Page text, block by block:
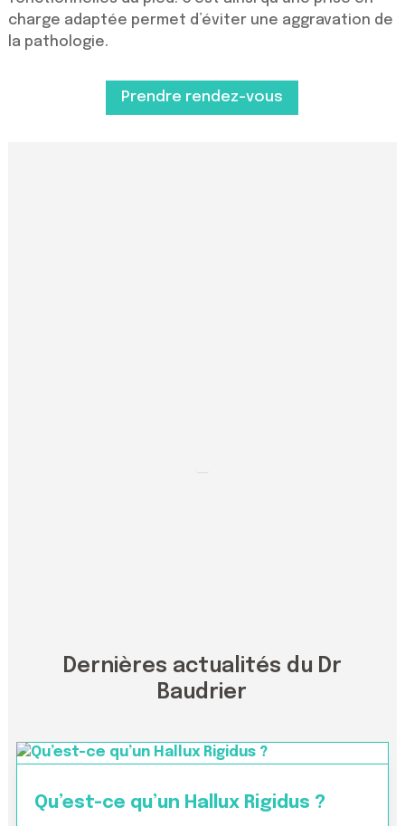
charge adaptée permet d’éviter une aggravation de
la pathologie.
Prendre rendez-vous
Dernières actualités du Dr
Baudrier
Qu’est-ce qu’un Hallux Rigidus ?